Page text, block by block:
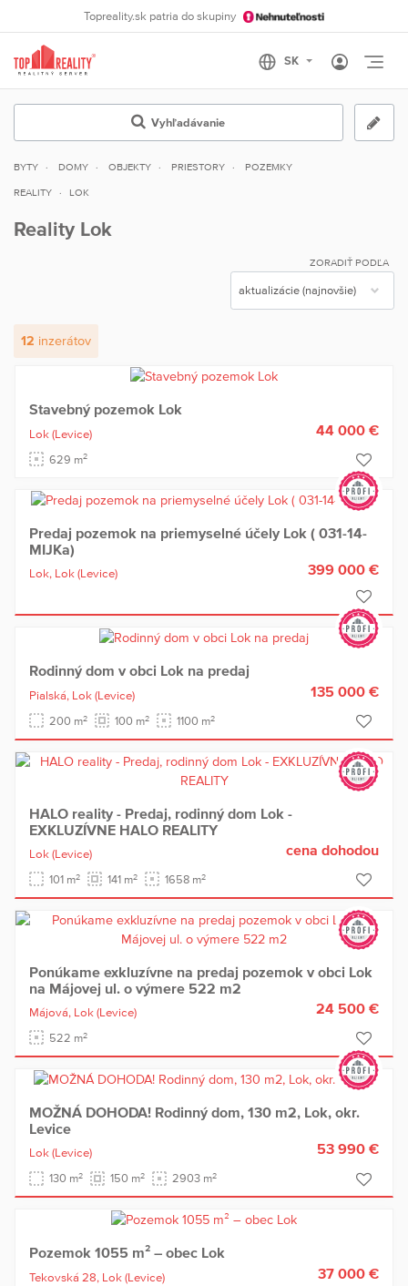
Topreality.sk patria do skupiny
Vyhľadávanie
BYTY DOMY OBJEKTY PRIESTORY POZEMKY
REALITY LOK
Reality Lok
ZORADIŤ PODĽA
12 inzerátov
Stavebný pozemok Lok
Lok (Levice)
629 m2
44 000 €
Predaj pozemok na priemyselné účely Lok ( 031-14-
MIJKa)
Lok, Lok (Levice) 399 000 €
Rodinný dom v obci Lok na predaj
Pialská, Lok (Levice)
200 m2 100 m2 1100 m2
135 000 €
HALO reality - Predaj, rodinný dom Lok -
EXKLUZÍVNE HALO REALITY
Lok (Levice)
101 m2 141 m2 1658 m2
cena dohodou
Ponúkame exkluzívne na predaj pozemok v obci Lok
na Májovej ul. o výmere 522 m2
Májová, Lok (Levice)
522 m2
24 500 €
MOŽNÁ DOHODA! Rodinný dom, 130 m2, Lok, okr.
Levice
Lok (Levice)
130 m2 150 m2 2903 m2
53 990 €
Pozemok 1055 m² – obec Lok
Tekovská 28, Lok (Levice)
37 000 €